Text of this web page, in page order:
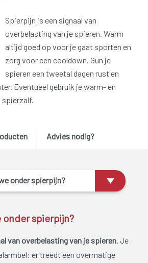
Spierpijn is een signaal van
overbelasting van je spieren. Warm
altijd goed op voor je gaat sporten en
zorg voor een cooldown. Gun je
spieren een tweetal dagen rust en
Eventueel gebruik je warm- en
spierzalf.
Advies nodig?
onder spierpijn?
onder spierpijn?
van overbelasting van je spieren. Je
er treedt een overmatige